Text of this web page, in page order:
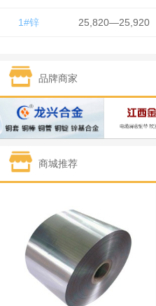
1#锌 25,820—25,920
1#锡 434,000—436,000
1#镍 129,550—130,750
1#白银 15,100—15,110
钯金
89,000—95,000
2#锑 85,000—91,000
1#镁 17,000—18,000
品牌商家
商城推荐